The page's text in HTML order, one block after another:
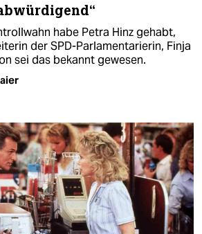
habe Petra Hinz gehabt,
der SPD-Parlamentarierin, Finja
sei das bekannt gewesen.